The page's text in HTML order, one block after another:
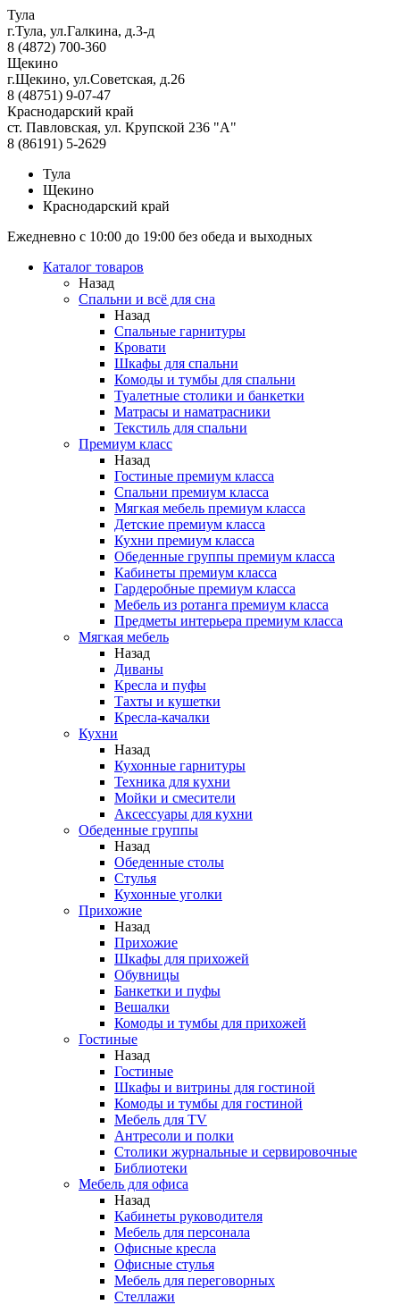
Тула
г.Тула, ул.Галкина, д.3-д
8 (4872) 700-360
Щекино
г.Щекино, ул.Советская, д.26
8 (48751) 9-07-47
Краснодарский край
ст. Павловская, ул. Крупской 236 "А"
8 (86191) 5-2629
Тула
Щекино
Краснодарский край
Ежедневно с 10:00 до 19:00 без обеда и выходных
Каталог товаров
Назад
Спальни и всё для сна
Назад
Спальные гарнитуры
Кровати
Шкафы для спальни
Комоды и тумбы для спальни
Туалетные столики и банкетки
Матрасы и наматрасники
Текстиль для спальни
Премиум класс
Назад
Гостиные премиум класса
Спальни премиум класса
Мягкая мебель премиум класса
Детские премиум класса
Кухни премиум класса
Обеденные группы премиум класса
Кабинеты премиум класса
Гардеробные премиум класса
Мебель из ротанга премиум класса
Предметы интерьера премиум класса
Мягкая мебель
Назад
Диваны
Кресла и пуфы
Тахты и кушетки
Кресла-качалки
Кухни
Назад
Кухонные гарнитуры
Техника для кухни
Мойки и смесители
Аксессуары для кухни
Обеденные группы
Назад
Обеденные столы
Стулья
Кухонные уголки
Прихожие
Назад
Прихожие
Шкафы для прихожей
Обувницы
Банкетки и пуфы
Вешалки
Комоды и тумбы для прихожей
Гостиные
Назад
Гостиные
Шкафы и витрины для гостиной
Комоды и тумбы для гостиной
Мебель для TV
Антресоли и полки
Столики журнальные и сервировочные
Библиотеки
Мебель для офиса
Назад
Кабинеты руководителя
Мебель для персонала
Офисные кресла
Офисные стулья
Мебель для переговорных
Стеллажи